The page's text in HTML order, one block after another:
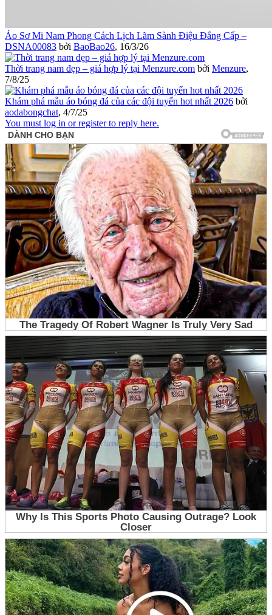
Áo Sơ Mi Nam Phong Cách Lịch Lãm Sành Điệu Đẳng Cấp –
DSNA00083 bởi BaoBao26, 16/3/26
Thời trang nam đẹp – giá hợp lý tại Menzure.com bởi Menzure,
7/8/25
Khám phá mẫu áo bóng đá của các đội tuyển hot nhất 2026 bởi
aodabongchat, 4/7/25
You must log in or register to reply here.